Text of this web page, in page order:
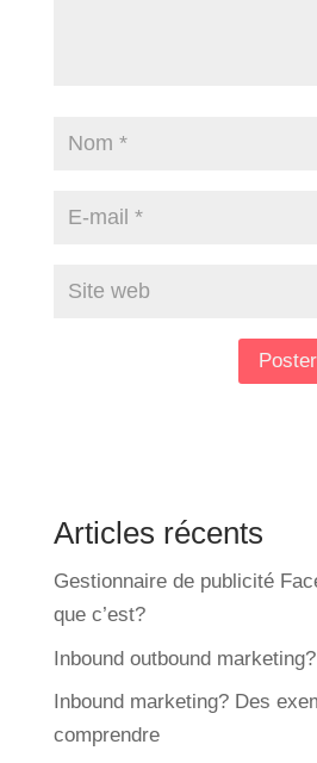
Articles récents
Gestionnaire de publicité
que c’est?
Inbound outbound marketing?
Inbound marketing? Des
comprendre